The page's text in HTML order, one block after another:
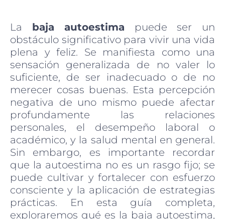
La baja autoestima puede ser un
obstáculo significativo para vivir una vida
plena y feliz. Se manifiesta como una
sensación generalizada de no valer lo
suficiente, de ser inadecuado o de no
merecer cosas buenas. Esta percepción
negativa de uno mismo puede afectar
profundamente las relaciones
personales, el desempeño laboral o
académico, y la salud mental en general.
Sin embargo, es importante recordar
que la autoestima no es un rasgo fijo; se
puede cultivar y fortalecer con esfuerzo
consciente y la aplicación de estrategias
prácticas. En esta guía completa,
exploraremos qué es la baja autoestima,